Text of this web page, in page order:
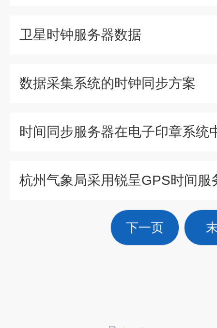
卫星时钟服务器数据
数据采集系统的时钟同步方案
杭州气象局采用锐呈GPS时间服
下一页